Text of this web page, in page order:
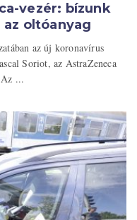
vezér: bízunk
oltóanyag
az új koronavírus
Soriot, az AstraZeneca
...